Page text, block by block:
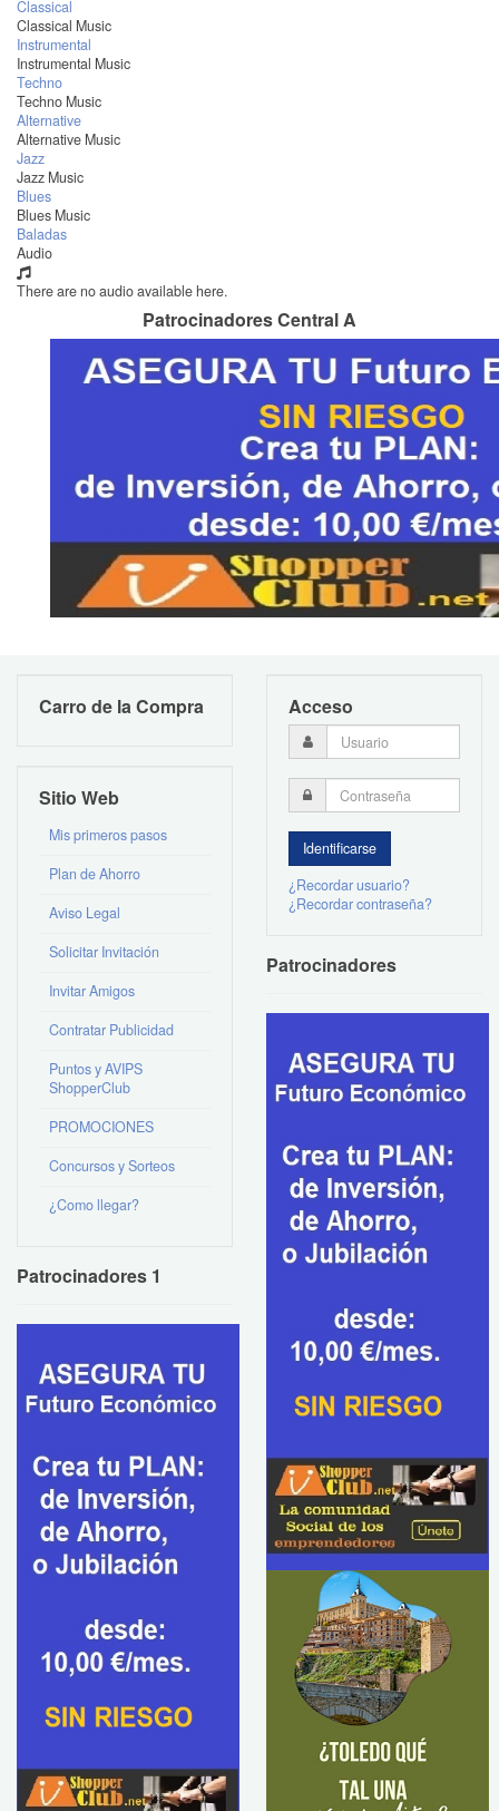
Classical
Classical Music
Instrumental
Instrumental Music
Techno
Techno Music
Alternative
Alternative Music
Jazz
Jazz Music
Blues
Blues Music
Baladas
Audio
There are no audio available here.
Patrocinadores Central A
Carro de la Compra
Sitio Web
Mis primeros pasos
Plan de Ahorro
Aviso Legal
Solicitar Invitación
Invitar Amigos
Contratar Publicidad
Puntos y AVIPS
ShopperClub
PROMOCIONES
Concursos y Sorteos
¿Como llegar?
Patrocinadores 1
Acceso
¿Recordar usuario?
¿Recordar contraseña?
Patrocinadores